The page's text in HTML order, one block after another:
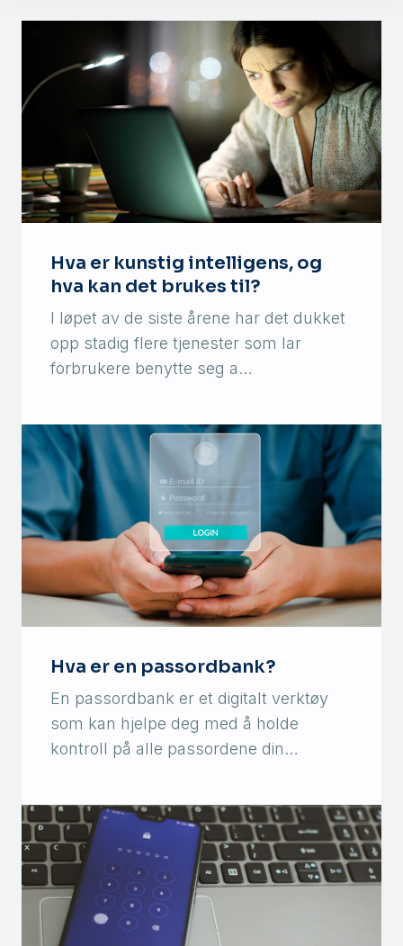
Hva er kunstig intelligens, og
hva kan det brukes til?
I løpet av de siste årene har det dukket
opp stadig flere tjenester som lar
forbrukere benytte seg a…
Hva er en passordbank?
En passordbank er et digitalt verktøy
som kan hjelpe deg med å holde
kontroll på alle passordene din…